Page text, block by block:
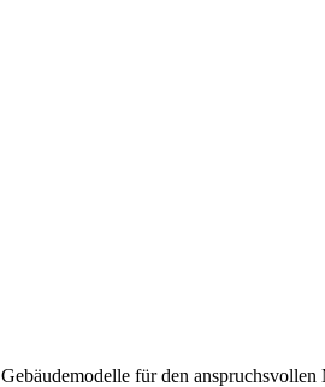
für den anspruchsvollen